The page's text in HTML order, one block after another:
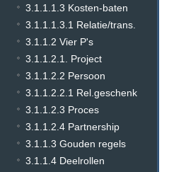
3.1.1.1.3 Kosten-baten
3.1.1.1.3.1 Relatie/trans.
3.1.1.2 Vier P's
3.1.1.2.1. Project
3.1.1.2.2 Persoon
3.1.1.2.2.1 Rel.geschenk
3.1.1.2.3 Proces
3.1.1.2.4 Partnership
3.1.1.3 Gouden regels
3.1.1.4 Deelrollen